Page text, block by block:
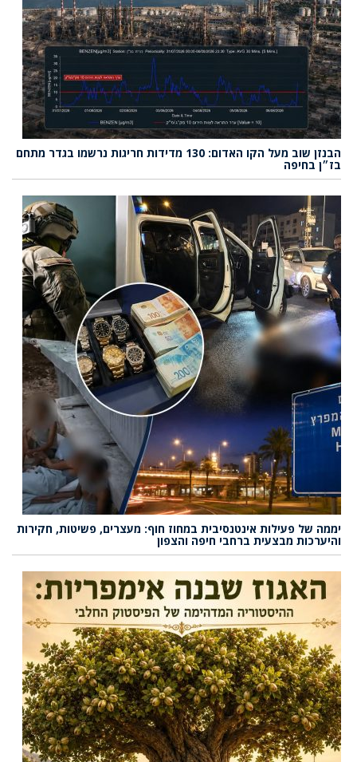
הבנזן שוב מעל הקו האדום: 130 מדידות חריגות נרשמו בגדר מתחם
בז״ן בחיפה
יממה של פעילות אינטנסיבית במחוז חוף: מעצרים, פשיטות, חקירות
והיערכות מבצעית ברחבי חיפה והצפון